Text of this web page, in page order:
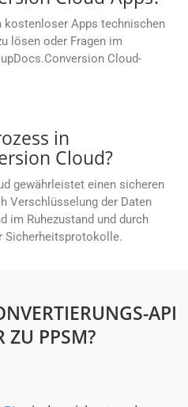
kostenloser Apps technischen
lösen oder Fragen im
Cloud-
in
Cloud?
gewährleistet einen sicheren
Verschlüsselung der Daten
im Ruhezustand und durch
Sicherheitsprotokolle.
API
ZU PPSM?